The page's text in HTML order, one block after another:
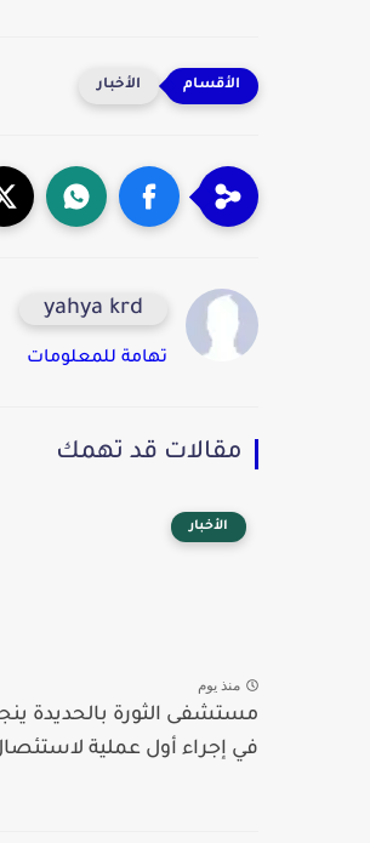
الأخبار
yahya krd
تهامة للمعلومات
مقالات قد تهمك
الأخبار
منذ يوم
مستشفى الثورة بالحديدة
في إجراء أول عملية